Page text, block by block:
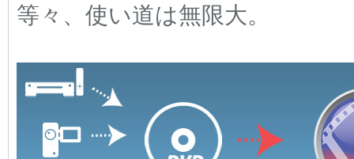
等々、使い道は無限大。